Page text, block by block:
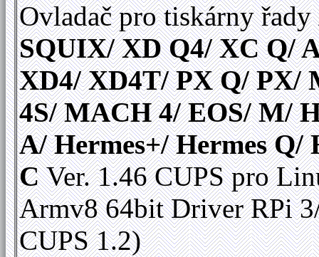
Ovladač pro tiskárny řady
SQUIX/ XD Q4/ XC Q/
XD4/ XD4T/ PX Q/ PX/
4S/ MACH 4/ EOS/ M/
A/ Hermes+/ Hermes Q/
CVer. 1.46 CUPS pro
Armv8 64bit Driver RPi
CUPS 1.2)